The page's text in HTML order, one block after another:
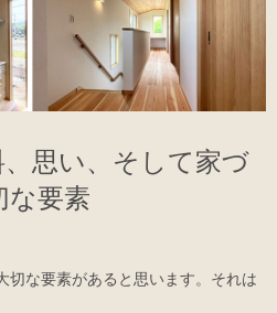
思い、そして家づ
な要素
切な要素があると思います。それは